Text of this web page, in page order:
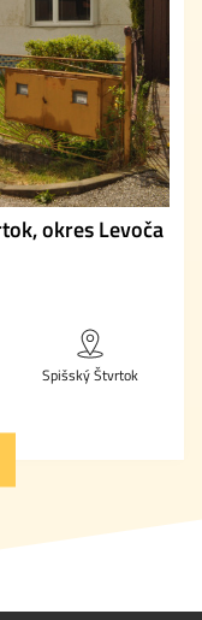
okres Levoča
Spišský Štvrtok